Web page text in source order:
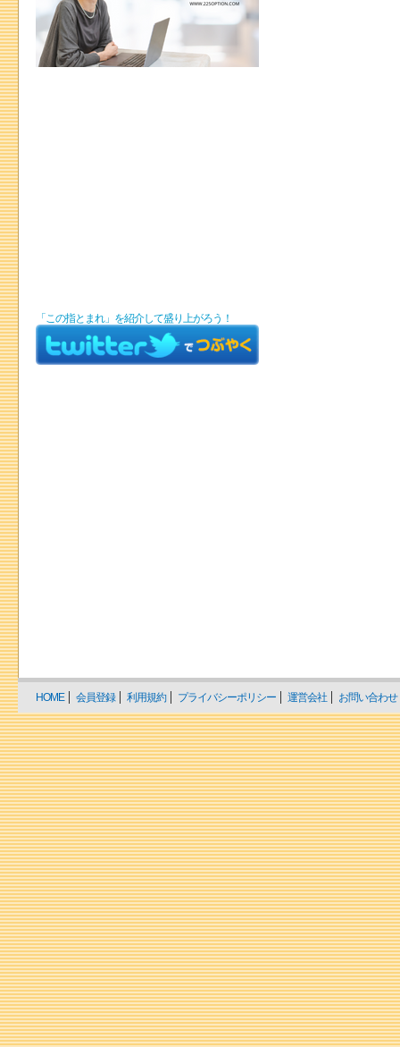
「この指とまれ」を紹介して盛り上がろう！
HOME 会員登録 利用規約 プライバシーポリシー 運営会社 お問い合わせ